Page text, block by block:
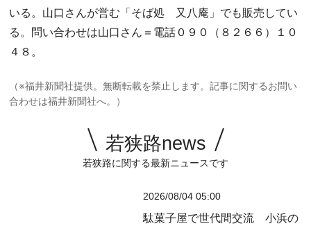
いる。山口さんが営む「そば処 又八庵」でも販売してい
る。問い合わせは山口さん＝電話０９０（８２６６）１０
４８。
（※福井新聞社提供。無断転載を禁止します。記事に関するお問い
合わせは福井新聞社へ。）
若狭路news
若狭路に関する最新ニュースです
2026/08/04 05:00
駄菓子屋で世代間交流 小浜の